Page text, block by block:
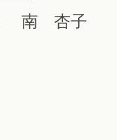
」 南 杏子